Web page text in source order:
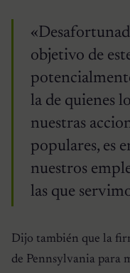
objetivo de
la de quienes
nuestras
populares, es
nuestros
las que
Dijo también que la
de Pennsylvania para